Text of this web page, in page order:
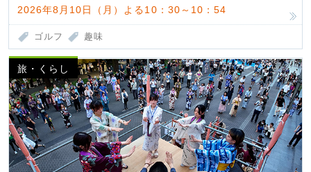
2026年8月10日（月）よる10：30～10：54
ゴルフ 趣味
旅・くらし